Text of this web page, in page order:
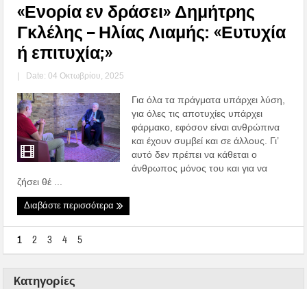
«Ενορία εν δράσει» Δημήτρης
Γκλέλης – Ηλίας Λιαμής: «Ευτυχία
ή επιτυχία;»
| Date: 04 Οκτωβρίου, 2025
Για όλα τα πράγματα υπάρχει λύση,
για όλες τις αποτυχίες υπάρχει
φάρμακο, εφόσον είναι ανθρώπινα
και έχουν συμβεί και σε άλλους. Γι’
αυτό δεν πρέπει να κάθεται ο
άνθρωπος μόνος του και για να
ζήσει θέ ...
Διαβάστε περισσότερα
1 2 3 4 5
Kατηγορίες